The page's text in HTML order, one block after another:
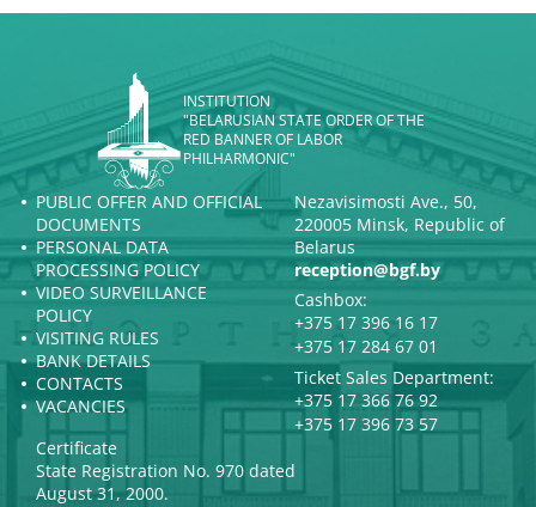
INSTITUTION
"BELARUSIAN STATE ORDER OF THE
RED BANNER OF LABOR
PHILHARMONIC"
PUBLIC OFFER AND OFFICIAL
DOCUMENTS
PERSONAL DATA
PROCESSING POLICY
VIDEO SURVEILLANCE
POLICY
VISITING RULES
BANK DETAILS
CONTACTS
VACANCIES
Nezavisimosti Ave., 50,
220005 Minsk, Republic of
Belarus
reception@bgf.by
Cashbox:
+375 17 396 16 17
+375 17 284 67 01
Ticket Sales Department:
+375 17 366 76 92
+375 17 396 73 57
Certificate
State Registration No. 970 dated
August 31, 2000.